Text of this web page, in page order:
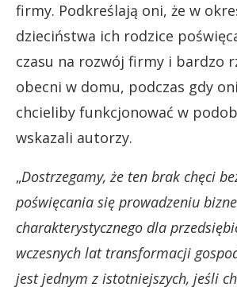
firmy. Podkreślają oni, że w
dzieciństwa ich rodzice
czasu na rozwój firmy i bardzo
obecni w domu, podczas gdy
chcieliby funkcjonować w
wskazali autorzy.
„Dostrzegamy, że ten brak chęci
poświęcania się prowadzeniu
charakterystycznego dla
wczesnych lat transformacji
jest jednym z istotniejszych, jeśli